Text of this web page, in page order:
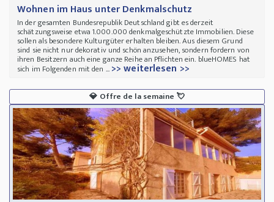
Wohnen im Haus unter Denkmalschutz
In der gesamten Bundesrepublik Deutschland gibt es derzeit
schätzungsweise etwa 1.000.000 denkmalgeschützte Immobilien. Diese
sollen als besondere Kulturgüter erhalten bleiben. Aus diesem Grund
sind sie nicht nur dekorativ und schön anzusehen, sondern fordern von
ihren Besitzern auch eine ganze Reihe an Pflichten ein. blueHOMES hat
sich im Folgenden mit den ...>> weiterlesen >>
💎 Offre de la semaine 💘